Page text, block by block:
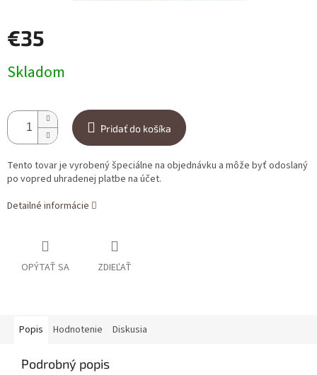
€35
Skladom
Pridať do košíka
Tento tovar je vyrobený špeciálne na objednávku a môže byť odoslaný
po vopred uhradenej platbe na účet.
Detailné informácie
OPÝTAŤ SA ZDIEĽAŤ
Popis Hodnotenie Diskusia
Podrobný popis